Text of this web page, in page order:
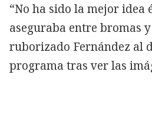
“No ha sido la mejor idea
aseguraba entre bromas
ruborizado Fernández al
programa tras ver las